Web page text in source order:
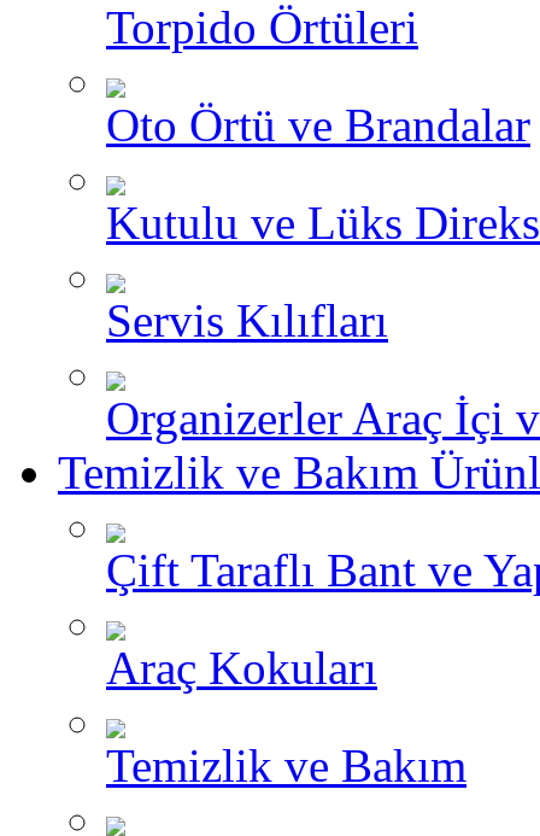
Torpido Örtüleri
Oto Örtü ve Brandalar
Kutulu ve Lüks
Servis Kılıfları
Organizerler Araç İçi
Temizlik ve Bakım
Çift Taraflı Bant ve
Araç Kokuları
Temizlik ve Bakım